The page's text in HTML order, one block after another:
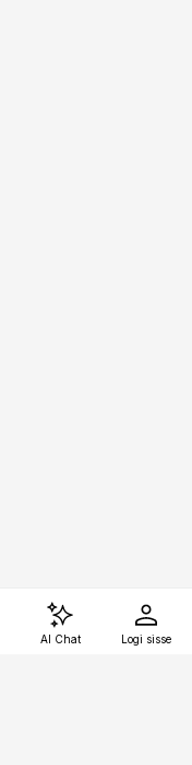
AI Chat Logi sisse